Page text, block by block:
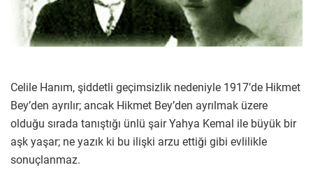
Celile Hanım, şiddetli geçimsizlik nedeniyle 1917’de Hikmet
Bey’den ayrılır; ancak Hikmet Bey’den ayrılmak üzere
olduğu sırada tanıştığı ünlü şair Yahya Kemal ile büyük bir
aşk yaşar; ne yazık ki bu ilişki arzu ettiği gibi evlilikle
sonuçlanmaz.